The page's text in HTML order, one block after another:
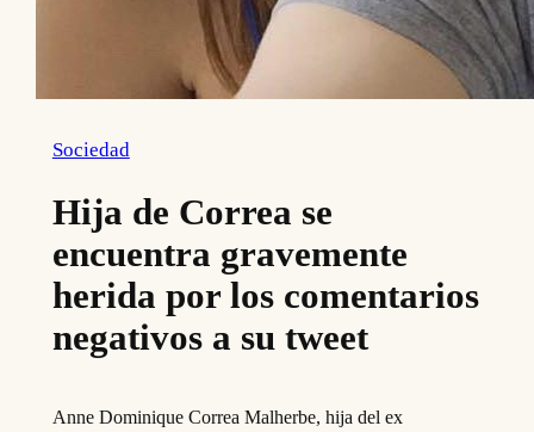
Sociedad
Hija de Correa se
encuentra gravemente
herida por los comentarios
negativos a su tweet
Anne Dominique Correa Malherbe, hija del ex